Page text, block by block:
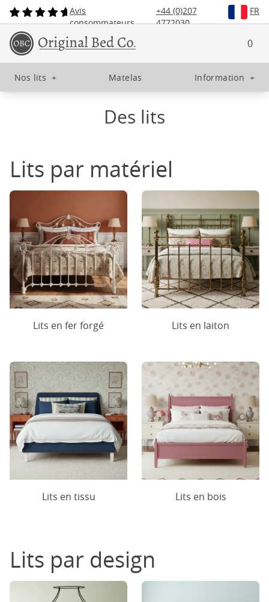
Avis
consommateurs
+44 (0)207
4772030
FR
0
Nos lits + Matelas Information +
Des lits
Lits par matériel
Lits en fer forgé Lits en laiton
Lits en tissu Lits en bois
Lits par design